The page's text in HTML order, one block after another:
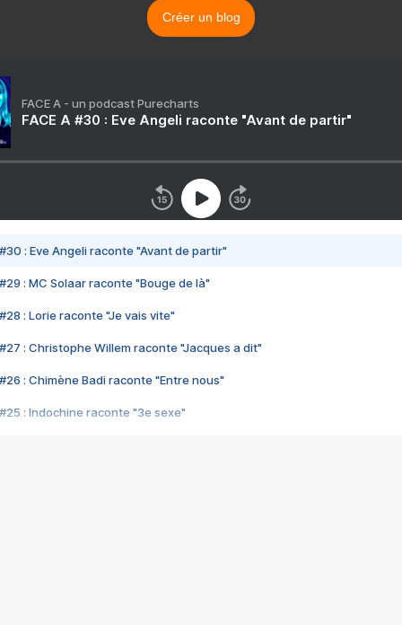
Créer un blog
FACE A - un podcast Purecharts
FACE A #30 : Eve Angeli raconte "Avant de partir"
#30 : Eve Angeli raconte "Avant de partir"
#29 : MC Solaar raconte "Bouge de là"
#28 : Lorie raconte "Je vais vite"
#27 : Christophe Willem raconte "Jacques a dit"
#26 : Chimène Badi raconte "Entre nous"
#25 : Indochine raconte "3e sexe"